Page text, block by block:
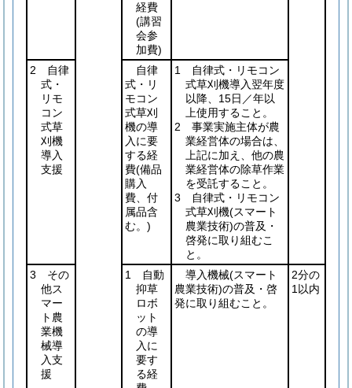
経費
(講習
会参
加費)
2 自律
式・
リモ
コン
式草
刈機
導入
支援
自律
式・リ
モコン
式草刈
機の導
入に要
する経
費(備品
購入
費、付
属品含
む。)
1 自律式・リモコン
式草刈機導入翌年度
以降、15日／年以
上使用すること。
2 事業実施主体が農
業経営体の場合は、
上記に加え、他の農
業経営体の除草作業
を受託すること。
3 自律式・リモコン
式草刈機(スマート
農業技術)の普及・
啓発に取り組むこ
と。
3 その
他ス
マー
ト農
業機
械導
入支
援
1 自動
抑草
ロボ
ット
の導
入に
要す
る経
導入機械(スマート
農業技術)の普及・啓
発に取り組むこと。
2分の
1以内